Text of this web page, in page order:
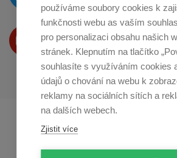
Produkty Vám představujeme
na Youtube
Profikuchar.sk
používáme soubory cookies k
funkčnosti webu as vaším
pro personalizaci obsahu našich
stránek. Klepnutím na tlačítko
souhlasíte s využíváním cookies
údajů o chování na webu k
reklamy na sociálních sítích a
na dalších webech.
Zjistit více